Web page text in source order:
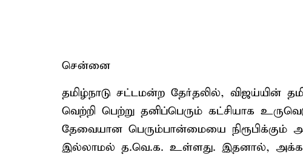
சென்னை
தமிழ்நாடு சட்டமன்ற தேர்தலில், விஜய்யின்
வெற்றி பெற்று தனிப்பெரும் கட்சியாக
தேவையான பெரும்பான்மையை
இல்லாமல் த.வெ.க. உள்ளது. இதனால்,